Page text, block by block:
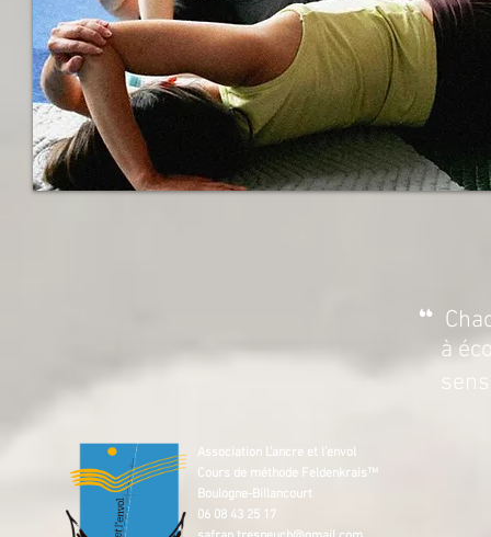
“
à
Association L’ancre et l’envol
Cours de méthode Feldenkrais™
Boulogne-Billancourt
06 08 43 25 17